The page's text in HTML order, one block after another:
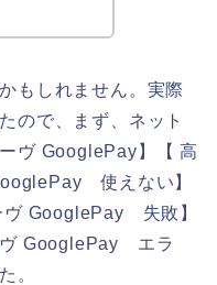
もしれません。実際
ので、まず、ネット
ヴ GooglePay】【 高
使えない】
ヴ GooglePay 失敗】
ヴ GooglePay エラ
。